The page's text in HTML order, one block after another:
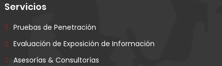
Servicios
Pruebas de Penetración
Evaluación de Exposición de Información
Asesorías & Consultorías